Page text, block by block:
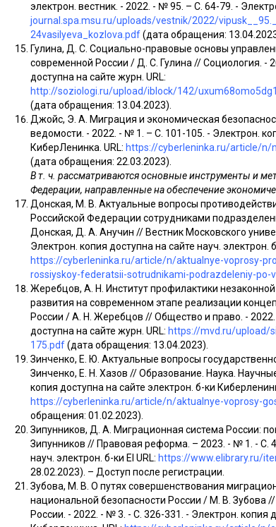
электрон. вестник. - 2022. - № 95. – С. 64-79. -
journal.spa.msu.ru/uploads/vestnik/2022/
24vasilyeva_kozlova.pdf(дата обращения:
Гулина, Д. С. Социально-правовые основы
современной России / Д. С. Гулина // Социология. -
доступна на сайте журн. URL:
http://soziologi.ru/upload/iblock/142/
(дата обращения: 13.04.2023).
Джойс, Э. А. Миграция и экономическая
ведомости. - 2022. - № 1. – С. 101-105. - Электрон.
КиберЛенинка. URL: https://cyberleninka.ru/article/n/
(дата обращения: 22.03.2023).
В т. ч. рассматриваются основные инструменты и
Федерации, направленные на обеспечение
Донская, М. В. Актуальные вопросы
Российской Федерации сотрудниками
Донская, Д. А. Анучин // Вестник Московского
Электрон. копия доступна на сайте науч. электрон.
https://cyberleninka.ru/article/n/aktualnye-voprosy-
rossiyskoy-federatsii-sotrudnikami-podrazdeleniy-po-
Жеребцов, А. Н. Институт профилактики
развития на современном этапе реализации
России / А. Н. Жеребцов // Общество и право. -
доступна на сайте журн. URL: https://mvd.ru/upload/
175.pdf(дата обращения: 13.04.2023).
Зинченко, Е. Ю. Актуальные вопросы
Зинченко, Е. Н. Хазов // Образование. Наука.
копия доступна на сайте электрон. б-ки
https://cyberleninka.ru/article/n/aktualnye-voprosy-
обращения: 01.02.2023).
Зипунников, Д. А. Миграционная система России:
Зипунников // Правовая реформа. – 2023. - № 1. - С.
науч. электрон. б-ки El URL: https://www.elibrary.ru/
28.02.2023). – Доступ после регистрации.
Зубова, М. В. О путях совершенствования
национальной безопасности России / М. В. Зубова
России. - 2022. - № 3. - С. 326-331. - Электрон. копия